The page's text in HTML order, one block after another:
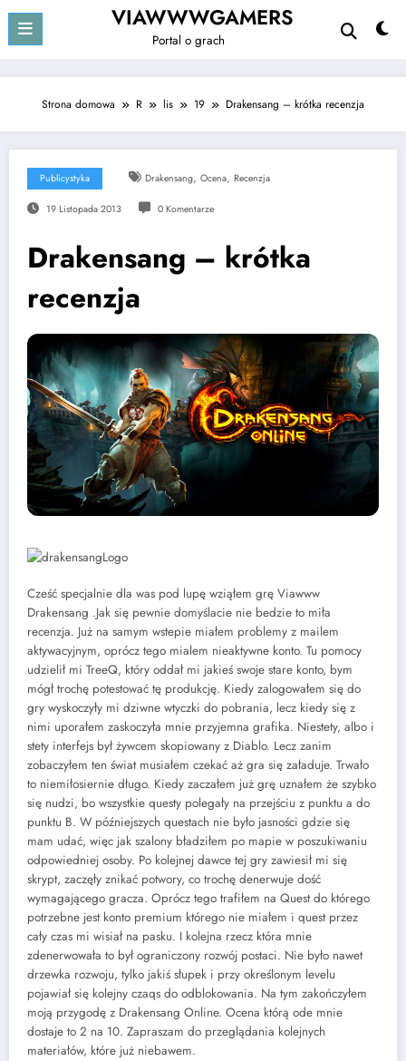
treści
VIAWWWGAMERS
Portal o grach
Strona domowa R lis 19 Drakensang – krótka recenzja
Publicystyka Drakensang, Ocena, Recenzja
19 Listopada 2013 0 Komentarze
Drakensang – krótka
recenzja
Cześć specjalnie dla was pod lupę wziąłem grę Viawww
Drakensang .Jak się pewnie domyślacie nie bedzie to miła
recenzja. Już na samym wstepie miałem problemy z mailem
aktywacyjnym, oprócz tego mialem nieaktywne konto. Tu pomocy
udzielił mi TreeQ, który oddał mi jakieś swoje stare konto, bym
mógł trochę potestować tę produkcję. Kiedy zalogowałem się do
gry wyskoczyły mi dziwne wtyczki do pobrania, lecz kiedy się z
nimi uporałem zaskoczyła mnie przyjemna grafika. Niestety, albo i
stety interfejs był żywcem skopiowany z Diablo. Lecz zanim
zobaczyłem ten świat musiałem czekać aż gra się załaduje. Trwało
to niemiłosiernie długo. Kiedy zaczałem już grę uznałem że szybko
się nudzi, bo wszystkie questy polegały na przejściu z punktu a do
punktu B. W późniejszych questach nie było jasności gdzie się
mam udać, więc jak szalony bładziłem po mapie w poszukiwaniu
odpowiedniej osoby. Po kolejnej dawce tej gry zawiesił mi się
skrypt, zaczęły znikać potwory, co trochę denerwuje dość
wymagającego gracza. Oprócz tego trafiłem na Quest do którego
potrzebne jest konto premium którego nie miałem i quest przez
cały czas mi wisiał na pasku. I kolejna rzecz która mnie
zdenerwowała to był ograniczony rozwój postaci. Nie było nawet
drzewka rozwoju, tylko jakiś słupek i przy określonym levelu
pojawiał się kolejny czaqs do odblokowania. Na tym zakończyłem
moją przygodę z Drakensang Online. Ocena którą ode mnie
dostaje to 2 na 10. Zapraszam do przeglądania kolejnych
materiałów, które już niebawem.